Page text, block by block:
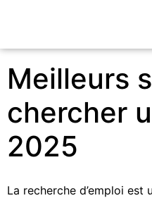
Meilleurs
chercher
2025
La recherche d’emploi est